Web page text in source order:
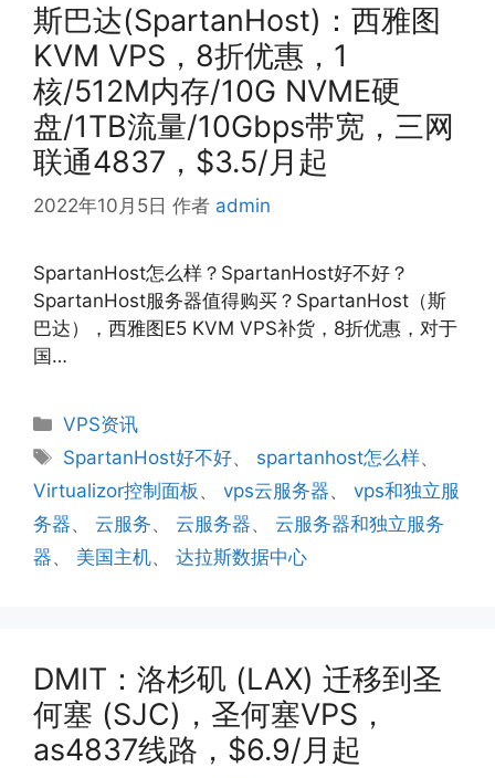
斯巴达(SpartanHost)：西雅图
KVM VPS，8折优惠，1
核/512M内存/10G NVME硬
盘/1TB流量/10Gbps带宽，三网
联通4837，$3.5/月起
2022年10月5日 作者 admin
SpartanHost怎么样？SpartanHost好不好？
SpartanHost服务器值得购买？SpartanHost（斯
巴达），西雅图E5 KVM VPS补货，8折优惠，对于
国…
分
类
VPS资讯
标
签
SpartanHost好不好、 spartanhost怎么样、
Virtualizor控制面板 、 vps云服务器、 vps和独立服
务器、 云服务、 云服务器、 云服务器和独立服务
器、 美国主机、 达拉斯数据中心
DMIT：洛杉矶 (LAX) 迁移到圣
何塞 (SJC)，圣何塞VPS，
as4837线路，$6.9/月起